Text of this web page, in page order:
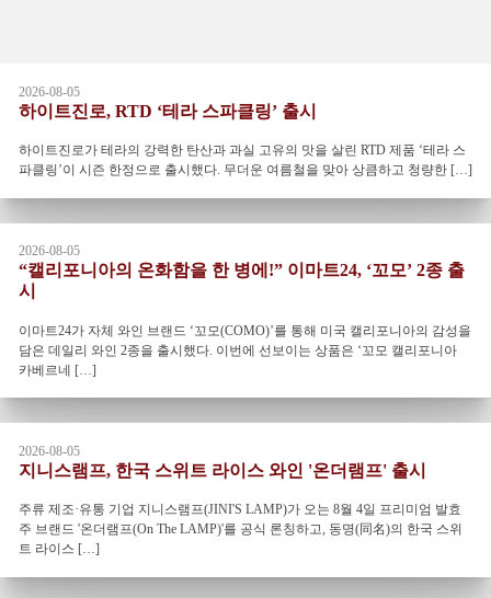
2026-08-05
하이트진로, RTD ‘테라 스파클링’ 출시
하이트진로가 테라의 강력한 탄산과 과실 고유의 맛을 살린 RTD 제품 ‘테라 스
파클링’이 시즌 한정으로 출시했다. 무더운 여름철을 맞아 상큼하고 청량한 […]
2026-08-05
“캘리포니아의 온화함을 한 병에!” 이마트24, ‘꼬모’ 2종 출
시
이마트24가 자체 와인 브랜드 ‘꼬모(COMO)’를 통해 미국 캘리포니아의 감성을
담은 데일리 와인 2종을 출시했다. 이번에 선보이는 상품은 ‘꼬모 캘리포니아
카베르네 […]
2026-08-05
지니스램프, 한국 스위트 라이스 와인 '온더램프' 출시
주류 제조·유통 기업 지니스램프(JINI'S LAMP)가 오는 8월 4일 프리미엄 발효
주 브랜드 '온더램프(On The LAMP)'를 공식 론칭하고, 동명(同名)의 한국 스위
트 라이스 […]